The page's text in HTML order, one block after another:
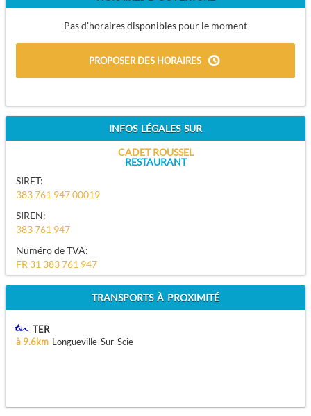
Pas d'horaires disponibles pour le moment
PROPOSER DES HORAIRES
INFOS LÉGALES SUR
CADET ROUSSEL
RESTAURANT
SIRET:
383 761 947 00019
SIREN:
383 761 947
Numéro de TVA:
FR 31 383 761 947
TRANSPORTS À PROXIMITÉ
TER
à 9.6km Longueville-Sur-Scie